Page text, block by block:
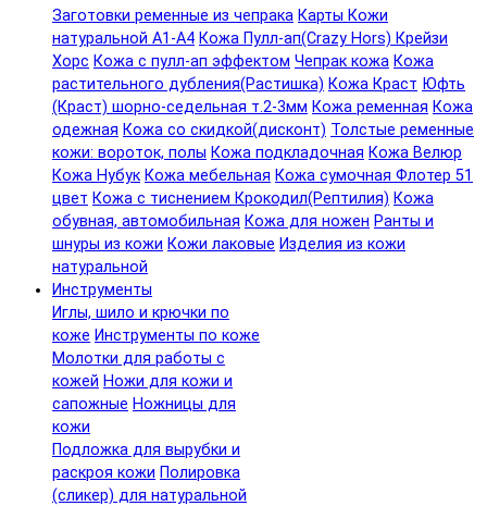
Заготовки ременные из чепрака Карты Кожи
натуральной А1-А4 Кожа Пулл-ап(Crazy Hors) Крейзи
Хорс Кожа с пулл-ап эффектом Чепрак кожа Кожа
растительного дубления(Растишка) Кожа Краст Юфть
(Краст) шорно-седельная т.2-3мм Кожа ременная Кожа
одежная Кожа со скидкой(дисконт) Толстые ременные
кожи: вороток, полы Кожа подкладочная Кожа Велюр
Кожа Нубук Кожа мебельная Кожа сумочная Флотер 51
цвет Кожа с тиснением Крокодил(Рептилия) Кожа
обувная, автомобильная Кожа для ножен Ранты и
шнуры из кожи Кожи лаковые Изделия из кожи
натуральной
Инструменты
Иглы, шило и крючки по
коже Инструменты по коже
Молотки для работы с
кожей Ножи для кожи и
сапожные Ножницы для
кожи
Подложка для вырубки и
раскроя кожи Полировка
(сликер) для натуральной